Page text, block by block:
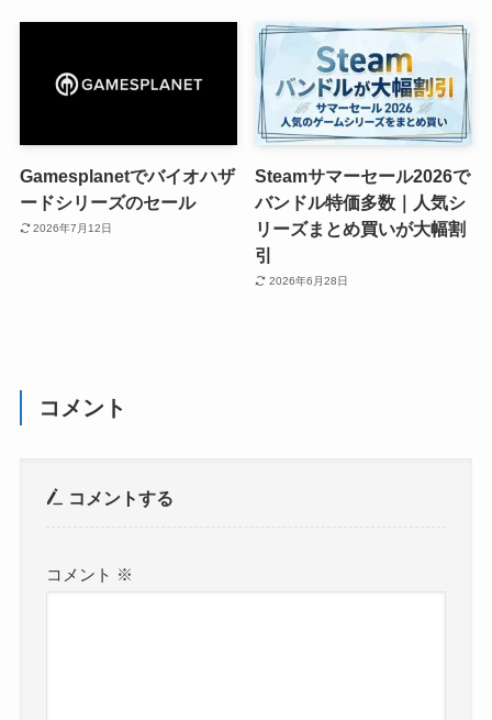
Gamesplanetでバイオハザ
ードシリーズのセール
2026年7月12日
Steamサマーセール2026で
バンドル特価多数｜人気シ
リーズまとめ買いが大幅割
引
2026年6月28日
コメント
コメントする
コメント ※